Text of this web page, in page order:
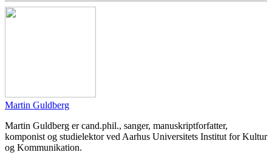
Martin Guldberg
Martin Guldberg er cand.phil., sanger, manuskriptforfatter,
komponist og studielektor ved Aarhus Universitets Institut for Kultur
og Kommunikation.